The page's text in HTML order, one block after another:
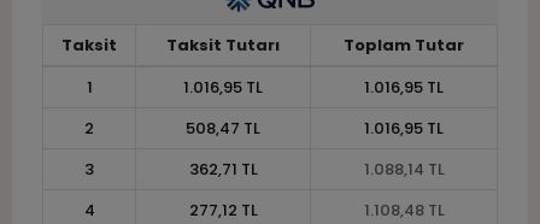
Taksit Taksit Tutarı
Toplam Tutar
1
1.016,95 TL
1.016,95 TL
2
508,47 TL
1.016,95 TL
3
362,71 TL
1.088,14 TL
4
277,12 TL
1.108,48 TL